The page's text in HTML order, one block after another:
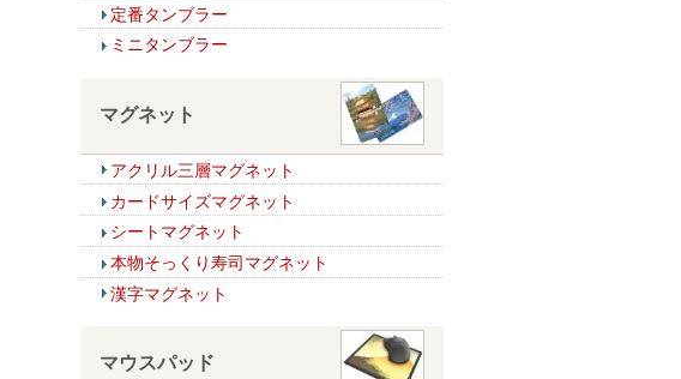
定番タンブラー
ミニタンブラー
マグネット
アクリル三層マグネット
カードサイズマグネット
シートマグネット
本物そっくり寿司マグネット
漢字マグネット
マウスパッド